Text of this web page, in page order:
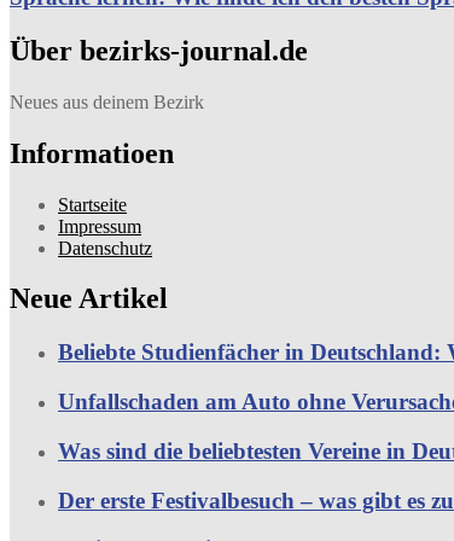
Über bezirks-journal.de
Neues aus deinem Bezirk
Informatioen
Startseite
Impressum
Datenschutz
Neue Artikel
Beliebte Studienfächer in Deutschland:
Unfallschaden am Auto ohne
Was sind die beliebtesten Vereine in
Der erste Festivalbesuch – was gibt es